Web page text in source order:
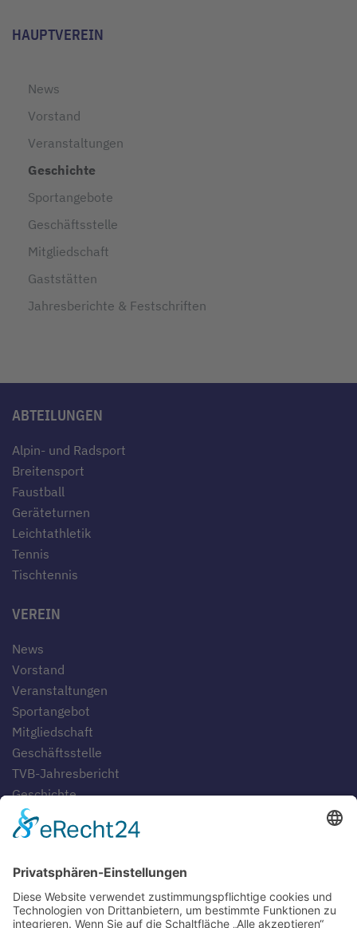
HAUPTVEREIN
News
Vorstand
Veranstaltungen
Geschichte
Sportangebote
Geschäftsstelle
Mitgliedschaft
Gaststätten
Jahresberichte & Festschriften
ABTEILUNGEN
Alpin- und Radsport
Breitensport
Faustball
Geräteturnen
Leichtathletik
Tennis
Tischtennis
VEREIN
News
Vorstand
Veranstaltungen
Sportangebot
Mitgliedschaft
Geschäftsstelle
TVB-Jahresbericht
Geschichte
Gaststätten
Blog
Downloads